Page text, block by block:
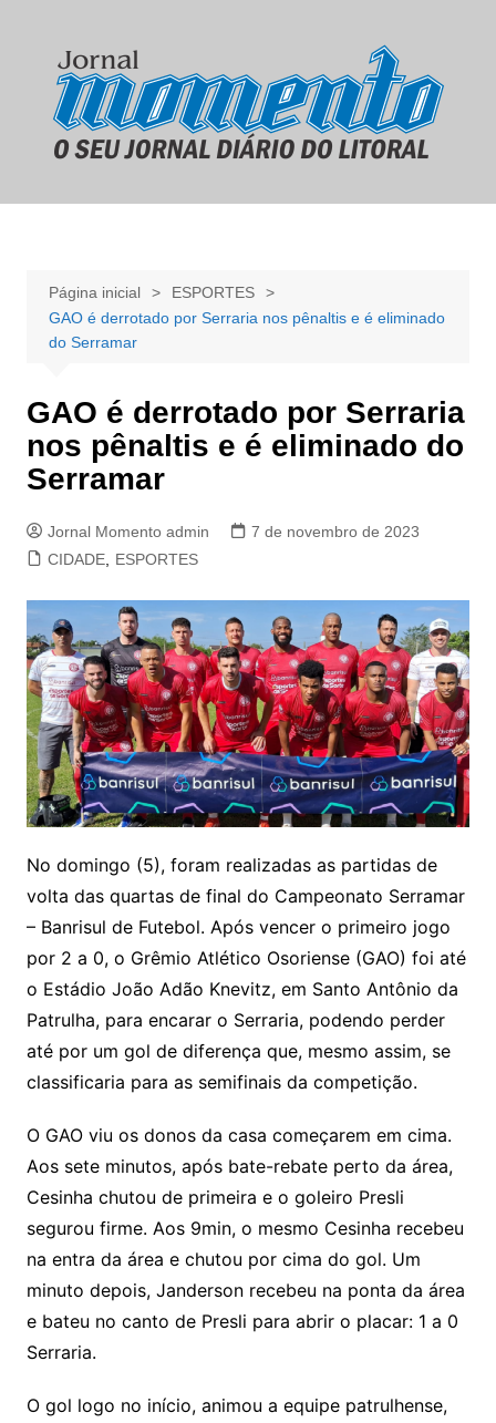
conteúdo
Página inicial
ESPORTES
GAO é derrotado por Serraria nos pênaltis e é eliminado
do Serramar
GAO é derrotado por Serraria
nos pênaltis e é eliminado do
Serramar
Jornal Momento admin
7 de novembro de 2023
CIDADE, ESPORTES
No domingo (5), foram realizadas as partidas de
volta das quartas de final do Campeonato Serramar
– Banrisul de Futebol. Após vencer o primeiro jogo
por 2 a 0, o Grêmio Atlético Osoriense (GAO) foi até
o Estádio João Adão Knevitz, em Santo Antônio da
Patrulha, para encarar o Serraria, podendo perder
até por um gol de diferença que, mesmo assim, se
classificaria para as semifinais da competição.
O GAO viu os donos da casa começarem em cima.
Aos sete minutos, após bate-rebate perto da área,
Cesinha chutou de primeira e o goleiro Presli
segurou firme. Aos 9min, o mesmo Cesinha recebeu
na entra da área e chutou por cima do gol. Um
minuto depois, Janderson recebeu na ponta da área
e bateu no canto de Presli para abrir o placar: 1 a 0
Serraria.
O gol logo no início, animou a equipe patrulhense,